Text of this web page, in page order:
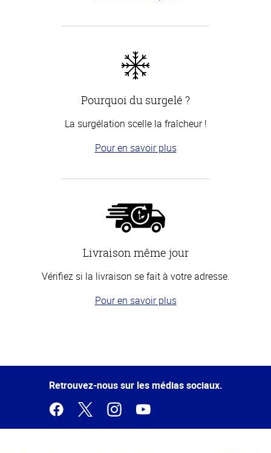
Pourquoi du surgelé ?
La surgélation scelle la fraîcheur !
Pour en savoir plus
Livraison même jour
Vérifiez si la livraison se fait à votre adresse.
Pour en savoir plus
de la
Retrouvez-nous sur les médias sociaux.